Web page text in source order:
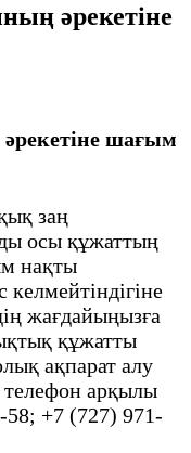
әрекетіне
шағым
заң
осы құжаттың
нақты
жағдайыңызға
құжатты
ақпарат алу
телефон арқылы
58; +7 (727) 971-